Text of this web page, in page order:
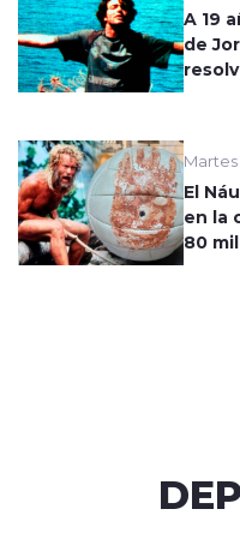
A 19
de
El
en la
80